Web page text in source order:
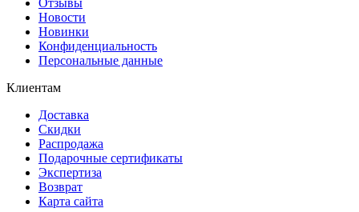
Новости
Новинки
Конфиденциальность
Персональные данные
Клиентам
Доставка
Скидки
Распродажа
Подарочные сертификаты
Экспертиза
Возврат
Карта сайта